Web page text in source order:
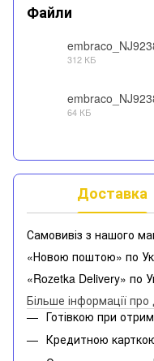
Файли
312 КБ
64 КБ
Доставка
Самовивіз з нашого
«Новою поштою» по
«Rozetka Delivery» по
Більше інформації
Готівкою при
Кредитною